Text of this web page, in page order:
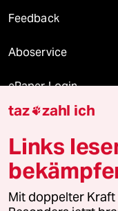
Feedback
Aboservice
ePaper Login
Downloads für
© 2026 taz Verlags
Alle Rechte vorbehalten.
wenden Sie sich bitte an
taz zahl ich
Links
Mit doppelter Kraft